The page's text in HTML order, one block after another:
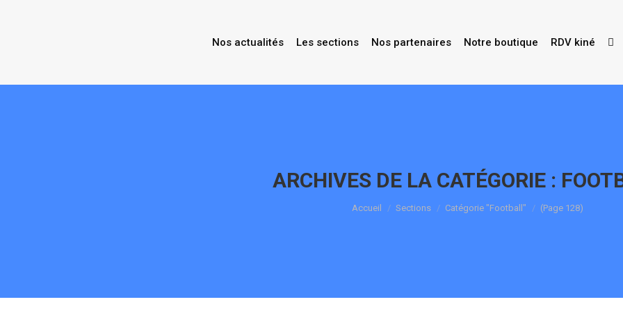
Nos actualités Les sections Nos partenaires Notre boutique RDV kiné
ARCHIVES DE LA CATÉGORIE :
Vous êtes ici :
Accueil Sections Catégorie "Football" (Page 128)